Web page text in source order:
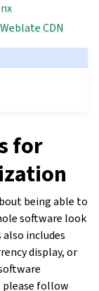
CDN
for
being able to
software look
includes
display, or
please follow